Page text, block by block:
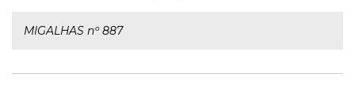
MIGALHAS nº 887